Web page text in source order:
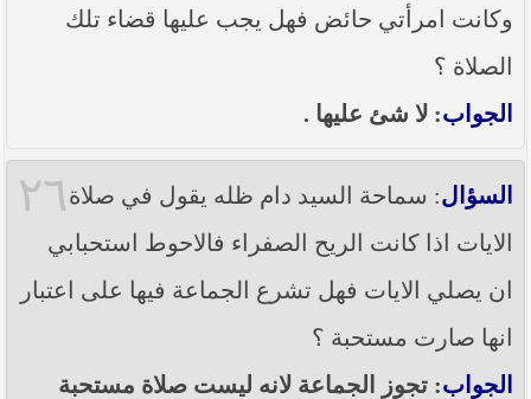
وكانت امرأتي حائض فهل يجب عليها قضاء تلك
الصلاة ؟
الجواب: لا شئ عليها .
٢٦ السؤال: سماحة السيد دام ظله يقول في صلاة
الايات اذا كانت الريح الصفراء فالاحوط استحبابي
ان يصلي الايات فهل تشرع الجماعة فيها على اعتبار
انها صارت مستحبة ؟
الجواب: تجوز الجماعة لانه ليست صلاة مستحبة